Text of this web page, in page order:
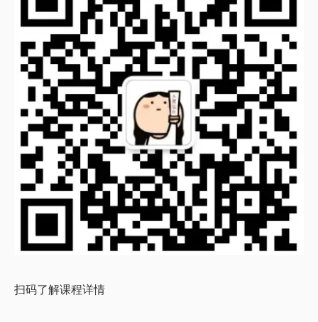
扫码了解课程详情